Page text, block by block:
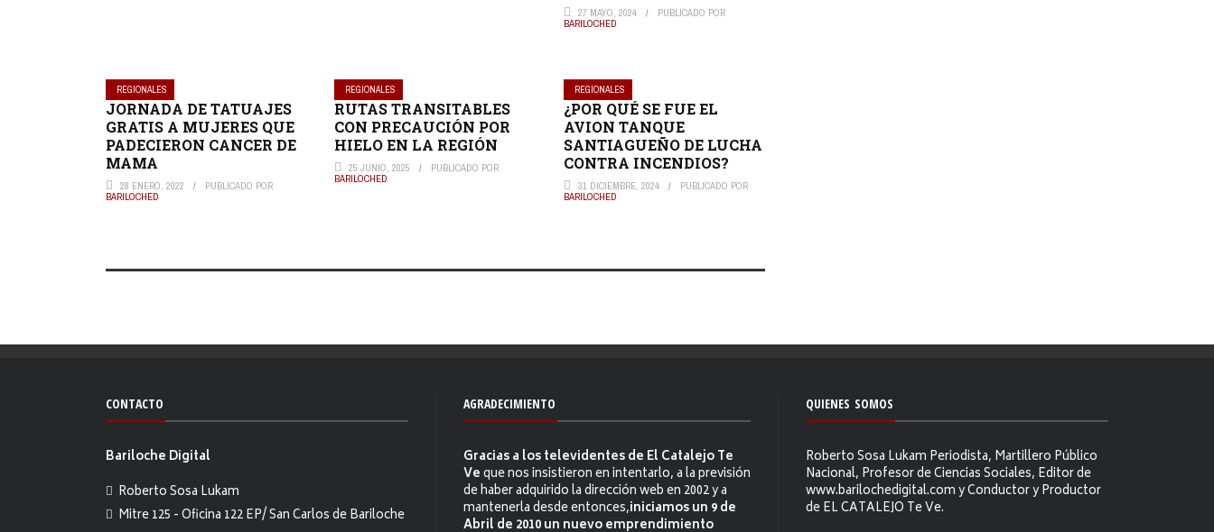
27 MAYO, 2024
PUBLICADO POR
BARILOCHED
REGIONALES
JORNADA DE TATUAJES
GRATIS A MUJERES QUE
PADECIERON CANCER DE
MAMA
28 ENERO, 2022
PUBLICADO POR
BARILOCHED
REGIONALES
RUTAS TRANSITABLES
CON PRECAUCIÓN POR
HIELO EN LA REGIÓN
25 JUNIO, 2025
PUBLICADO POR
BARILOCHED
REGIONALES
¿POR QUÉ SE FUE EL
AVION TANQUE
SANTIAGUEÑO DE LUCHA
CONTRA INCENDIOS?
31 DICIEMBRE, 2024
PUBLICADO POR
BARILOCHED
CONTACTO
Bariloche Digital
Roberto Sosa Lukam
Mitre 125 - Oficina 122 EP/ San Carlos de Bariloche
AGRADECIMIENTO
Gracias a los televidentes de El Catalejo Te
Veque nos insistieron en intentarlo, a la previsión
de haber adquirido la dirección web en 2002 y a
mantenerla desde entonces,iniciamos un 9 de
Abril de 2010 un nuevo emprendimiento
QUIENES SOMOS
Roberto Sosa Lukam Periodista, Martillero Público
Nacional, Profesor de Ciencias Sociales, Editor de
www.barilochedigital.com y Conductor y Productor
de EL CATALEJO Te Ve.